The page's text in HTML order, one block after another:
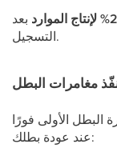
بعد
التسجيل.
عند عودة بطلك: